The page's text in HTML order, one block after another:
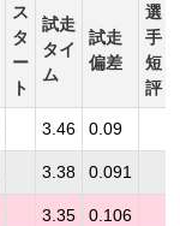
ス
タ
ー
ト
試走
タイ
ム
試走
偏差
選
手
短
評
3.46 0.09
3.38 0.091
3.35 0.106